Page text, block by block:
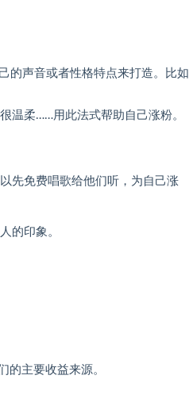
的声音或者性格特点来打造。比如
温柔……用此法式帮助自己涨粉。
先免费唱歌给他们听，为自己涨
的印象。
的主要收益来源。